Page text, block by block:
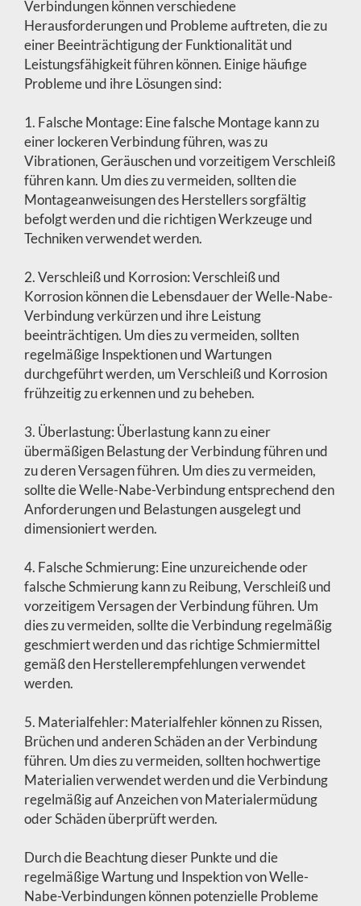
Verbindungen können verschiedene
Herausforderungen und Probleme auftreten, die zu
einer Beeinträchtigung der Funktionalität und
Leistungsfähigkeit führen können. Einige häufige
Probleme und ihre Lösungen sind:
1. Falsche Montage: Eine falsche Montage kann zu
einer lockeren Verbindung führen, was zu
Vibrationen, Geräuschen und vorzeitigem Verschleiß
führen kann. Um dies zu vermeiden, sollten die
Montageanweisungen des Herstellers sorgfältig
befolgt werden und die richtigen Werkzeuge und
Techniken verwendet werden.
2. Verschleiß und Korrosion: Verschleiß und
Korrosion können die Lebensdauer der Welle-Nabe-
Verbindung verkürzen und ihre Leistung
beeinträchtigen. Um dies zu vermeiden, sollten
regelmäßige Inspektionen und Wartungen
durchgeführt werden, um Verschleiß und Korrosion
frühzeitig zu erkennen und zu beheben.
3. Überlastung: Überlastung kann zu einer
übermäßigen Belastung der Verbindung führen und
zu deren Versagen führen. Um dies zu vermeiden,
sollte die Welle-Nabe-Verbindung entsprechend den
Anforderungen und Belastungen ausgelegt und
dimensioniert werden.
4. Falsche Schmierung: Eine unzureichende oder
falsche Schmierung kann zu Reibung, Verschleiß und
vorzeitigem Versagen der Verbindung führen. Um
dies zu vermeiden, sollte die Verbindung regelmäßig
geschmiert werden und das richtige Schmiermittel
gemäß den Herstellerempfehlungen verwendet
werden.
5. Materialfehler: Materialfehler können zu Rissen,
Brüchen und anderen Schäden an der Verbindung
führen. Um dies zu vermeiden, sollten hochwertige
Materialien verwendet werden und die Verbindung
regelmäßig auf Anzeichen von Materialermüdung
oder Schäden überprüft werden.
Durch die Beachtung dieser Punkte und die
regelmäßige Wartung und Inspektion von Welle-
Nabe-Verbindungen können potenzielle Probleme